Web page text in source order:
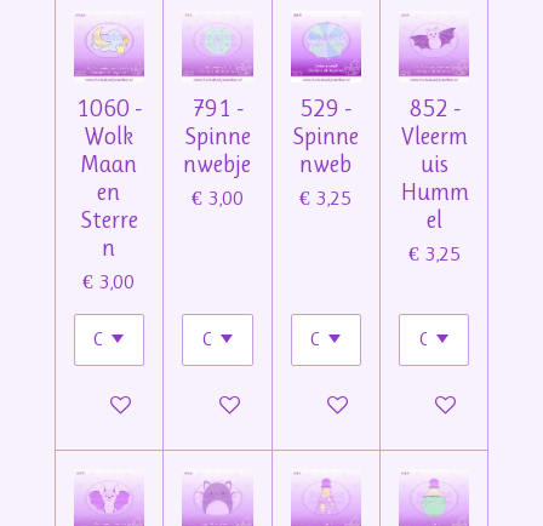
1060 -
Wolk
Maan
en
Sterre
n
€ 3,00
In winkelwagen
791 -
Spinne
nwebje
€ 3,00
In winkelwagen
529 -
Spinne
nweb
€ 3,25
In winkelwagen
852 -
Vleerm
uis
Humm
el
€ 3,25
In winkelwagen